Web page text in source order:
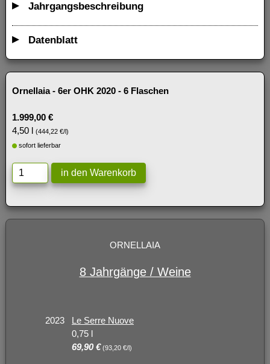
Jahrgangsbeschreibung
Datenblatt
Ornellaia - 6er OHK 2020 - 6 Flaschen
1.999,00 €
4,50 l(444,22 €/l)
sofort lieferbar
ORNELLAIA
8 Jahrgänge / Weine
2023
Le Serre Nuove
0,75 l
69,90 € (93,20 €/l)